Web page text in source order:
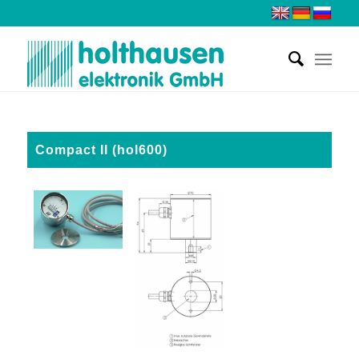
Compact II (hol600)